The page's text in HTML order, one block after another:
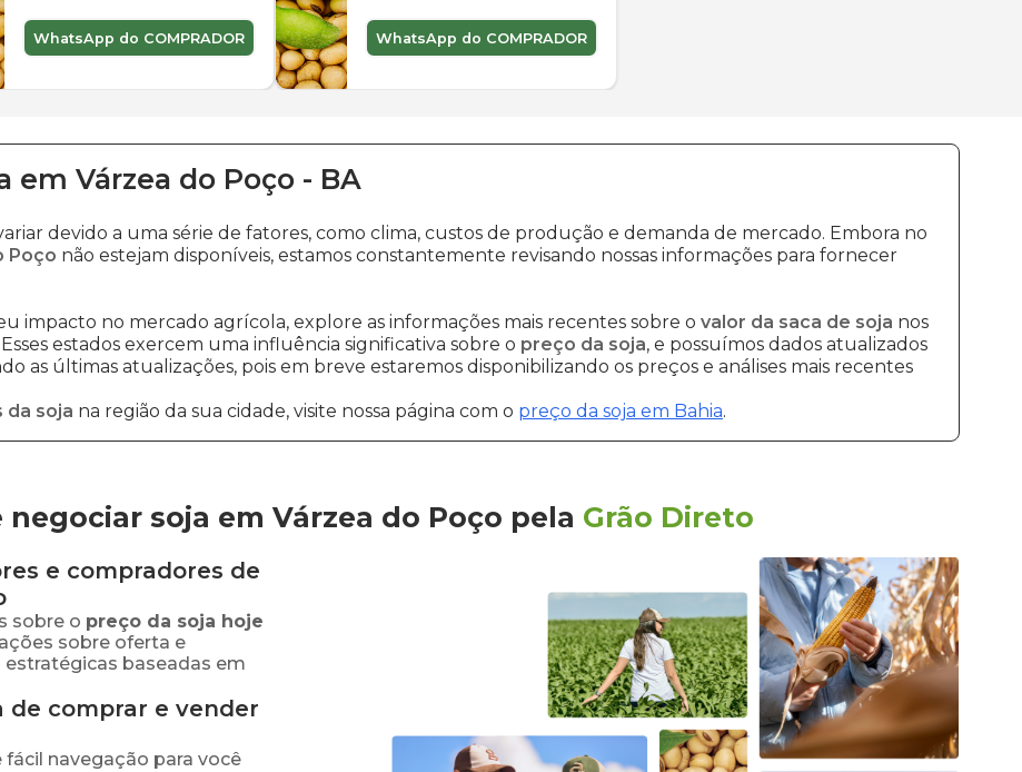
WhatsApp do COMPRADOR WhatsApp do COMPRADOR
em Várzea do Poço - BA
devido a uma série de fatores, como clima, custos de produção e demanda de mercado. Embora no
Poço não estejam disponíveis, estamos constantemente revisando nossas informações para fornecer
impacto no mercado agrícola, explore as informações mais recentes sobre o valor da saca de soja nos
Esses estados exercem uma influência significativa sobre o preço da soja, e possuímos dados atualizados
as últimas atualizações, pois em breve estaremos disponibilizando os preços e análises mais recentes
da soja na região da sua cidade, visite nossa página com o preço da soja em Bahia.
soja em Várzea do Poço pela Grão Direto
e compradores de
sobre o preço da soja hoje
sobre oferta e
baseadas em
de comprar e vender
fácil navegação para você